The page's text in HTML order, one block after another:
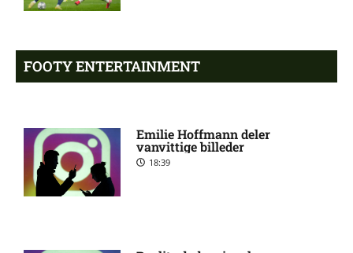
James Maurer på skadeslisten
hos Houston Dynamo
4:21 pm
FOOTY ENTERTAINMENT
Emilie Hoffmann deler
vanvittige billeder
18:39